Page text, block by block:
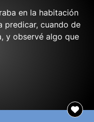
en la habitación
predicar, cuando de
y observé algo que